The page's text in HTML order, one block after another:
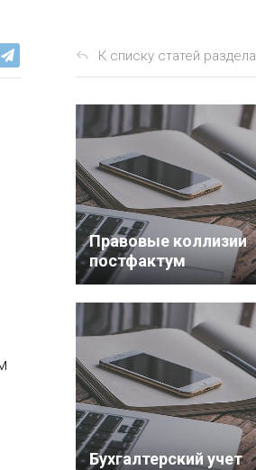
К списку статей раздела
Правовые коллизии
постфактум
Бухгалтерский учет